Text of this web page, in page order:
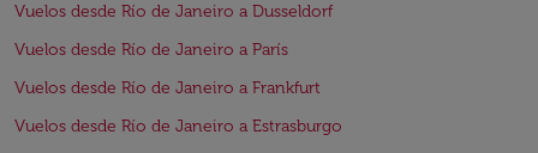
Vuelos desde Río de Janeiro a Dusseldorf
Vuelos desde Río de Janeiro a París
Vuelos desde Río de Janeiro a Frankfurt
Vuelos desde Río de Janeiro a Estrasburgo